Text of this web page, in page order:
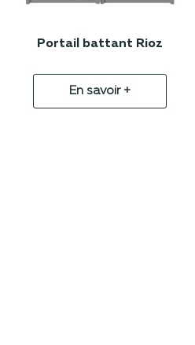
Portail battant Rioz
En savoir +